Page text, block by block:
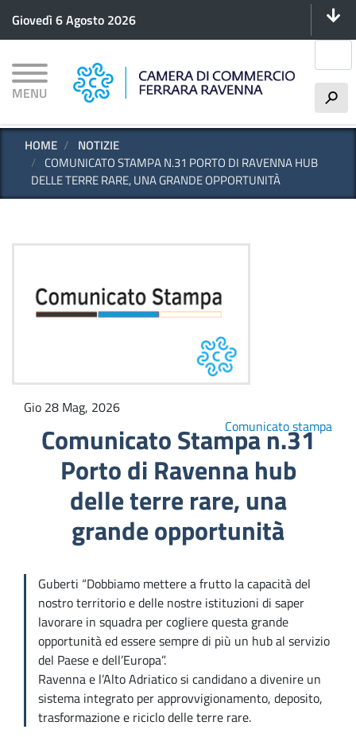
principale
Giovedì 6 Agosto 2026
MENU h
HOME
NOTIZIE
COMUNICATO STAMPA N.31 PORTO DI RAVENNA HUB
DELLE TERRE RARE, UNA GRANDE OPPORTUNITÀ
Gio 28 Mag, 2026
Comunicato Stampa n.31
Porto di Ravenna hub
delle terre rare, una
grande opportunità
Comunicato stampa
Guberti “Dobbiamo mettere a frutto la capacità del
nostro territorio e delle nostre istituzioni di saper
lavorare in squadra per cogliere questa grande
opportunità ed essere sempre di più un hub al servizio
del Paese e dell’Europa”.
Ravenna e l’Alto Adriatico si candidano a divenire un
sistema integrato per approvvigionamento, deposito,
trasformazione e riciclo delle terre rare.